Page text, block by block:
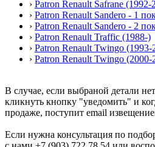
› Patron Renault Safrane (1992-
› Patron Renault Sandero - 1
› Patron Renault Sandero - 2
› Patron Renault Traffic (1988-)
› Patron Renault Twingo (1993-
› Patron Renault Twingo (2000-
В случае, если выбраной детали
кликнуть кнопку "уведомить" и
продаже, поступит email
Если нужна консультация по